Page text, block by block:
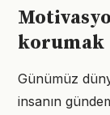
korumak
Günümüz
insanın